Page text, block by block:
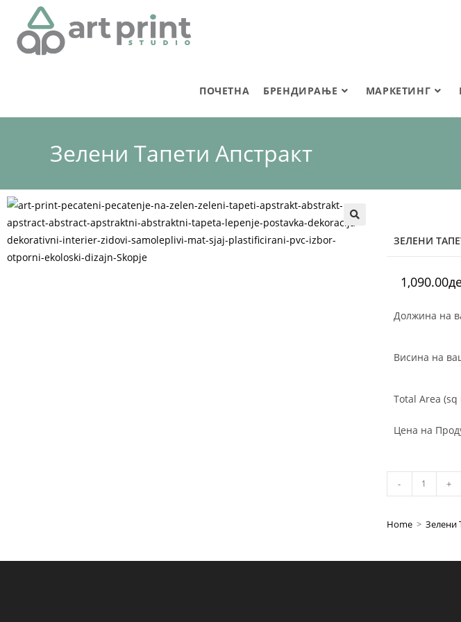
ПОЧЕТНА БРЕНДИРАЊЕ МАРКЕТИНГ
Зелени Тапети Апстракт
ЗЕЛЕНИ
1,090.00
Должина на
Висина на
Total Area (sq
Цена на
- +
Home > Зелени